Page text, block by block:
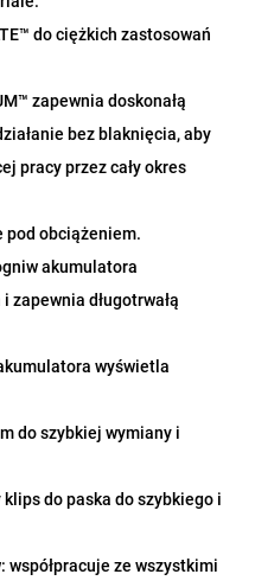
do ciężkich zastosowań
zapewnia doskonałą
bez blaknięcia, aby
pracy przez cały okres
pod obciążeniem.
akumulatora
zapewnia długotrwałą
wyświetla
do szybkiej wymiany i
do paska do szybkiego i
współpracuje ze wszystkimi